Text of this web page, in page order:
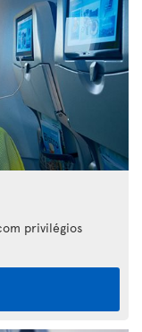
privilégios